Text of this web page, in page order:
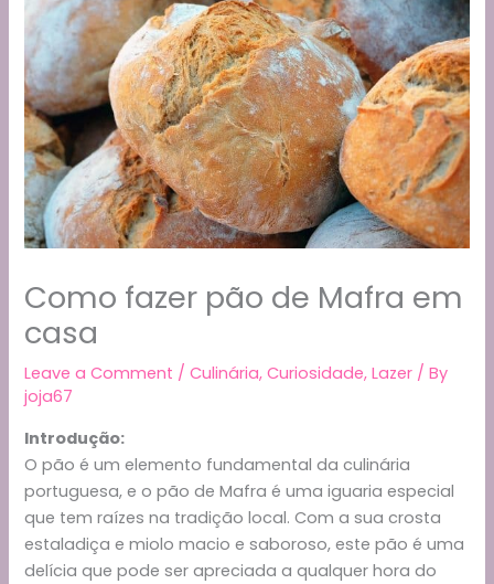
Como fazer pão de Mafra em
casa
Leave a Comment /Culinária,Curiosidade,Lazer / By
joja67
Introdução:
O pão é um elemento fundamental da culinária
portuguesa, e o pão de Mafra é uma iguaria especial
que tem raízes na tradição local. Com a sua crosta
estaladiça e miolo macio e saboroso, este pão é uma
delícia que pode ser apreciada a qualquer hora do